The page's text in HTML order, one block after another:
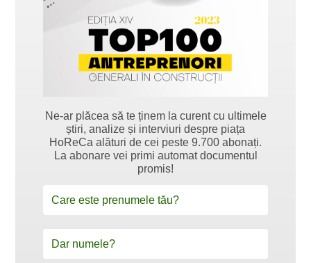
Ne-ar plăcea să te ținem la curent cu ultimele
știri, analize și interviuri despre piața
HoReCa alături de cei peste 9.700 abonați.
La abonare vei primi automat documentul
promis!